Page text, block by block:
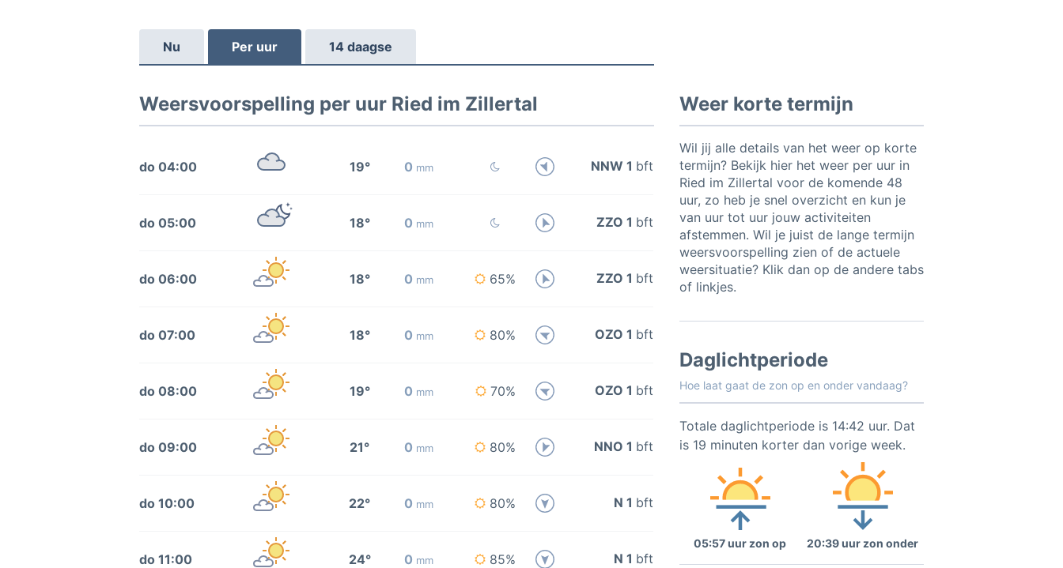
Nu Per uur 14 daagse
Weersvoorspelling per uur Ried im Zillertal
do 04:00 19° 0 mm NNW 1 bft
do 05:00 18° 0 mm ZZO 1 bft
do 06:00 18° 0 mm 65% ZZO 1 bft
do 07:00 18° 0 mm 80% OZO 1 bft
do 08:00 19° 0 mm 70% OZO 1 bft
do 09:00 21° 0 mm 80% NNO 1 bft
do 10:00 22° 0 mm 80% N 1 bft
do 11:00 24° 0 mm 85% N 1 bft
Weer korte termijn
Wil jij alle details van het weer op korte
termijn? Bekijk hier het weer per uur in
Ried im Zillertal voor de komende 48
uur, zo heb je snel overzicht en kun je
van uur tot uur jouw activiteiten
afstemmen. Wil je juist de lange termijn
weersvoorspelling zien of de actuele
weersituatie? Klik dan op de andere tabs
of linkjes.
Daglichtperiode
Hoe laat gaat de zon op en onder vandaag?
Totale daglichtperiode is 14:42 uur. Dat
is 19 minuten korter dan vorige week.
05:57 uur zon op 20:39 uur zon onder